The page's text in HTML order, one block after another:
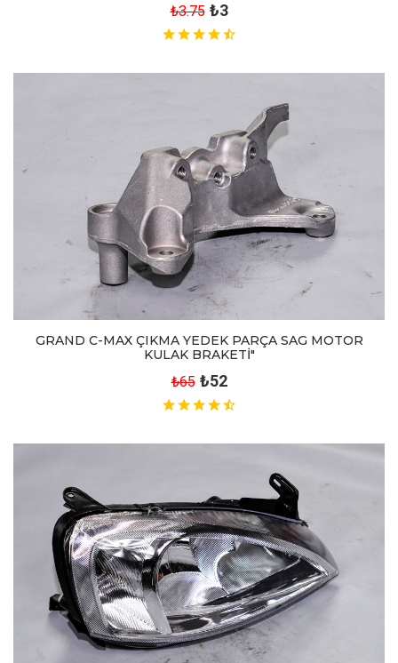
₺3.75 ₺3
GRAND C-MAX ÇIKMA YEDEK PARÇA SAG MOTOR
KULAK BRAKETİ"
₺65 ₺52